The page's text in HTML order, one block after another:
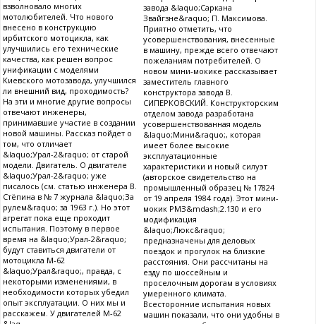
взволновало многих
мотолюбителей. Что нового
внесено в конструкцию
ирбитского мотоцикла, как
улучшились его технические
качества, как решен вопрос
унификации с моделями
Киевского мотозавода, улучшился
ли внешний вид, проходимость?
На эти и многие другие вопросы
отвечают инженеры,
принимавшие участие в создании
новой машины. Рассказ пойдет о
том, что отличает
&laquo;Урал-2&raquo; от старой
модели. Двигатель. О двигателе
&laquo;Урал-2&raquo; уже
писалось (см. статью инженера В.
Стёпина в № 7 журнала &laquo;За
рулем&raquo; за 1963 г.). Но этот
агрегат пока еще проходит
испытания. Поэтому в первое
время на &laquo;Урал-2&raquo;
будут ставиться двигатели от
мотоцикла М-62
&laquo;Урал&raquo;, правда, с
некоторыми изменениями, в
необходимости которых убедил
опыт эксплуатации. О них мы и
расскажем. У двигателей М-62
завода &laquo;Саркана
Звайгзне&raquo; П. Максимова.
Приятно отметить, что
усовершенствования, внесенные
в машину, прежде всего отвечают
пожеланиям потребителей. О
новом мини-мокике рассказывает
заместитель главного
конструктора завода В.
СИПЕРКОВСКИЙ. Конструкторским
отделом завода разработана
усовершенствованная модель
&laquo;Мини&raquo;, которая
имеет более высокие
эксплуатационные
характеристики и новый силуэт
(авторское свидетельство на
промышленный образец № 17824
от 19 апреля 1984 года). Этот мини-
мокик РМЗ&mdash;2.130 и его
модификация
&laquo;Люкс&raquo;
предназначены для деловых
поездок и прогулок на близкие
расстояния. Они рассчитаны на
езду по шоссейным и
проселочным дорогам в условиях
умеренного климата.
Всесторонние испытания новых
машин показали, что они удобны в